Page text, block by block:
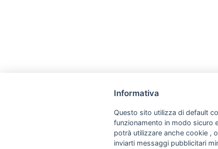
Informativa
Questo sito utilizza di default
funzionamento in modo sicuro
potrà utilizzare anche cookie ,
inviarti messaggi pubblicitari